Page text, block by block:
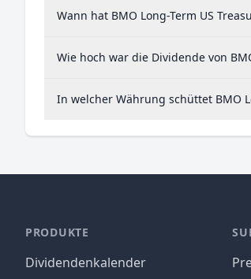
Wann hat BMO Long-Term US
Wie hoch war die Dividende von
In welcher Währung schüttet BMO
PRODUKTE
Dividendenkalender